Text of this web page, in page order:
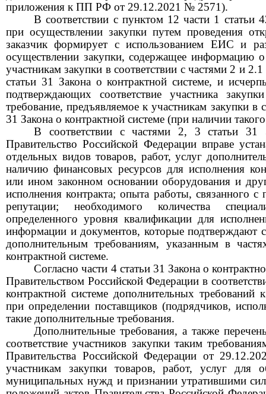
приложения к ПП РФ от 29.12.2021 № 2571).
В соответствии с пунктом 12 части 1 статьи
при осуществлении закупки путем проведения
заказчик формирует с использованием ЕИС и
осуществлении закупки, содержащее информацию
участникам закупки в соответствии с частями 2 и
статьи 31 Закона о контрактной системе, и
подтверждающих соответствие участника
требование, предъявляемое к участникам закупки в
31 Закона о контрактной системе (при наличии
В соответствии с частями 2, 3 статьи 31
Правительство Российской Федерации вправе
отдельных видов товаров, работ, услуг
наличию финансовых ресурсов для исполнения
или ином законном основании оборудования и
исполнения контракта; опыта работы, связанного с
репутации; необходимого количества
определенного уровня квалификации для
информации и документов, которые подтверждают
дополнительным требованиям, указанным в
контрактной системе.
Согласно части 4 статьи 31 Закона о
Правительством Российской Федерации в
контрактной системе дополнительных требований
при определении поставщиков (подрядчиков,
такие дополнительные требования.
Дополнительные требования, а также
соответствие участников закупки таким
Правительства Российской Федерации от
участникам закупки товаров, работ, услуг для
муниципальных нужд и признании утратившими